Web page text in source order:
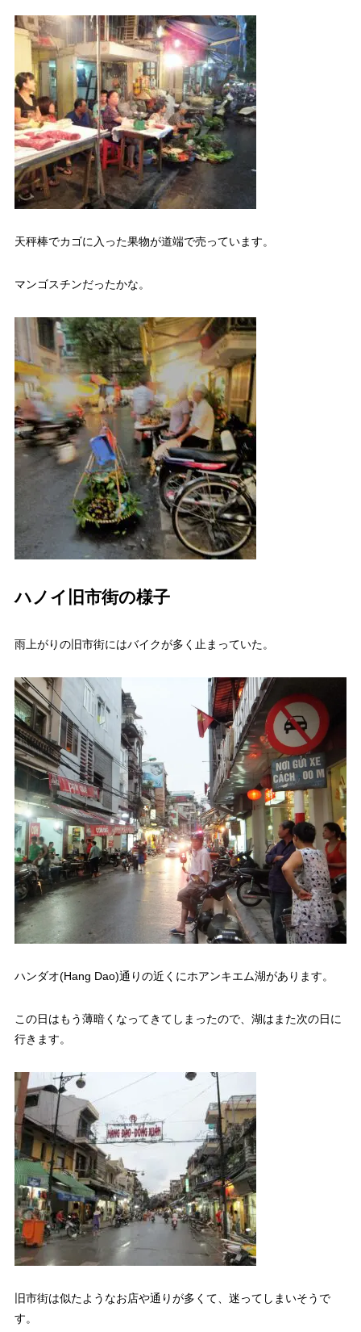
天秤棒でカゴに入った果物が道端で売っています。
マンゴスチンだったかな。
ハノイ旧市街の様子
雨上がりの旧市街にはバイクが多く止まっていた。
ハンダオ(Hang Dao)通りの近くにホアンキエム湖があります。
この日はもう薄暗くなってきてしまったので、湖はまた次の日に
行きます。
旧市街は似たようなお店や通りが多くて、迷ってしまいそうで
す。